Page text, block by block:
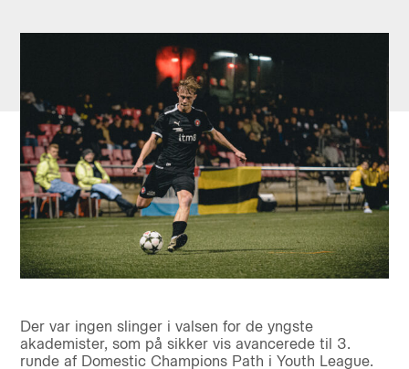
Der var ingen slinger i valsen for de yngste
akademister, som på sikker vis avancerede til 3.
runde af Domestic Champions Path i Youth League.